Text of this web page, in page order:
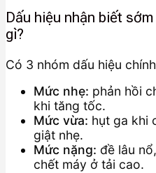
Dấu hiệu nhận biết
gì?
Có 3 nhóm dấu hiệu
Mức nhẹ: phản hồi
khi tăng tốc.
Mức vừa: hụt ga khi
giật nhẹ.
Mức nặng: đề lâu
chết máy ở tải cao.